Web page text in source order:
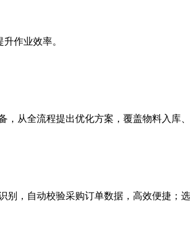
作业效率。
，从全流程提出优化方案，覆盖物料入库
，自动校验采购订单数据，高效便捷；选